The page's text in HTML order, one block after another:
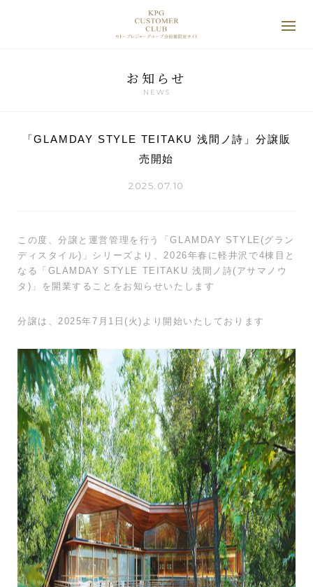
お知らせ
NEWS
「GLAMDAY STYLE TEITAKU 浅間ノ詩」分譲販
売開始
2025.07.10
この度、分譲と運営管理を行う「GLAMDAY STYLE(グラン
ディスタイル)」シリーズより、2026年春に軽井沢で4棟目と
なる「GLAMDAY STYLE TEITAKU 浅間ノ詩(アサマノウ
タ)」を開業することをお知らせいたします
分譲は、2025年7月1日(火)より開始いたしております